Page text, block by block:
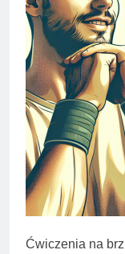
Ćwiczenia na